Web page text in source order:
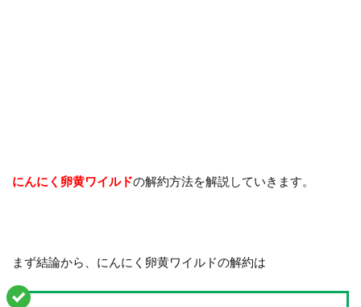
にんにく卵黄ワイルドの解約方法を解説していきます。
まず結論から、にんにく卵黄ワイルドの解約は